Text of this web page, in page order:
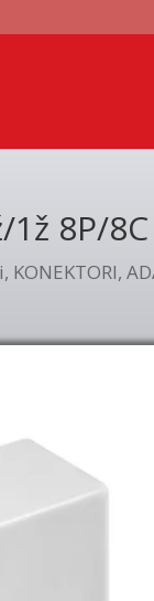
8P/8C
, KONEKTORI,